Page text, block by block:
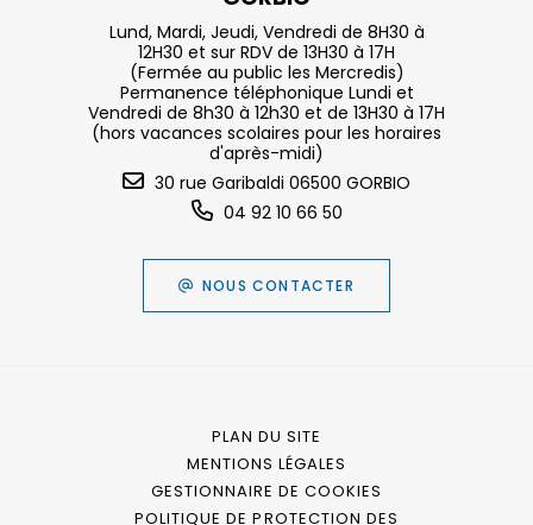
Lund, Mardi, Jeudi, Vendredi de 8H30 à
12H30 et sur RDV de 13H30 à 17H
(Fermée au public les Mercredis)
Permanence téléphonique Lundi et
Vendredi de 8h30 à 12h30 et de 13H30 à 17H
(hors vacances scolaires pour les horaires
d'après-midi)
30 rue Garibaldi 06500 GORBIO
04 92 10 66 50
NOUS CONTACTER
PLAN DU SITE
MENTIONS LÉGALES
GESTIONNAIRE DE COOKIES
POLITIQUE DE PROTECTION DES